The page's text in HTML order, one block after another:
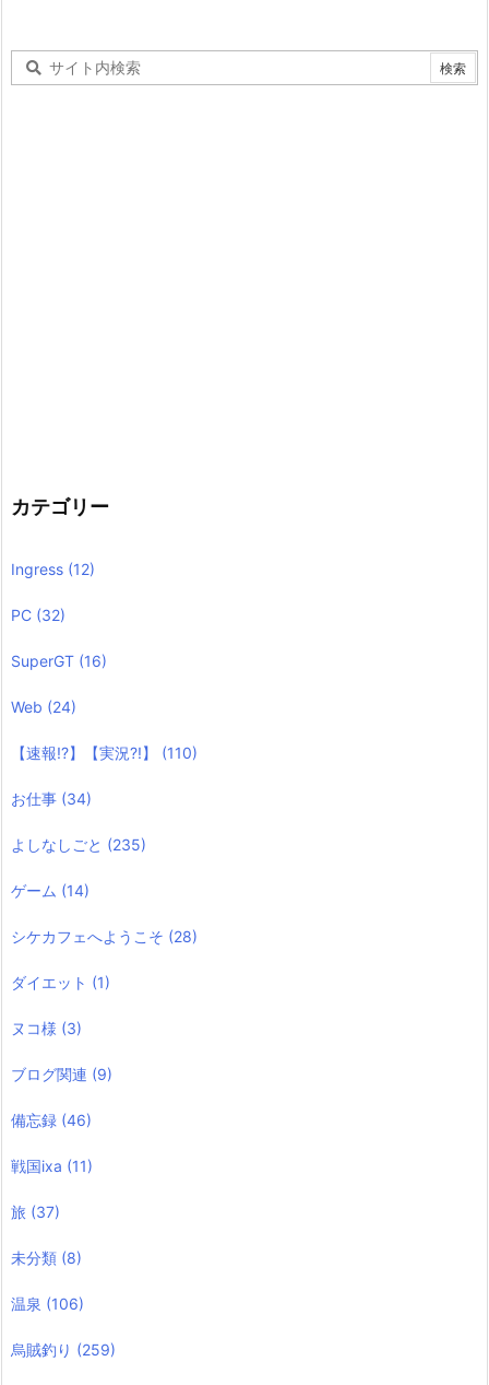
カテゴリー
Ingress (12)
PC (32)
SuperGT (16)
Web (24)
【速報!?】【実況?!】 (110)
お仕事 (34)
よしなしごと (235)
ゲーム (14)
シケカフェへようこそ (28)
ダイエット (1)
ヌコ様 (3)
ブログ関連 (9)
備忘録 (46)
戦国ixa (11)
旅 (37)
未分類 (8)
温泉 (106)
烏賊釣り (259)